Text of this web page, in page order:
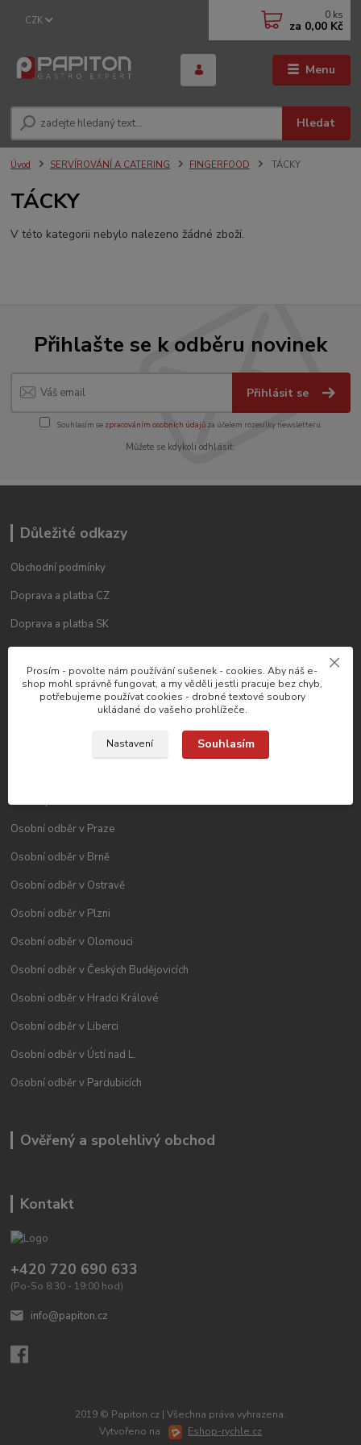
Menu
CZK
Hledat
0 ks
za 0,00 Kč
Úvod SERVÍROVÁNÍ A CATERING FINGERFOOD TÁCKY
TÁCKY
V této kategorii nebylo nalezeno žádné zboží.
Přihlašte se k odběru novinek
Přihlásit se
Souhlasím se zpracováním osobních údajůza účelem rozesílky newsletteru.
Můžete se kdykoli odhlásit.
Důležité odkazy
Obchodní podmínky
Doprava a platba CZ
Doprava a platba SK
Blog
Osobní odběr v Praze
Osobní odběr v Brně
Osobní odběr v Ostravě
Osobní odběr v Plzni
Osobní odběr v Olomouci
Osobní odběr v Českých Budějovicích
Osobní odběr v Hradci Králové
Osobní odběr v Liberci
Osobní odběr v Ústí nad L.
Osobní odběr v Pardubicích
Ověřený a spolehlivý obchod
Kontakt
+420 720 690 633
(Po-So 8:30 - 19:00 hod)
info@papiton.cz
2019 © Papiton.cz | Všechna práva vyhrazena.
Vytvořeno na
Eshop-rychle.cz
Prosím - povolte nám používání sušenek - cookies. Aby náš e-
shop mohl správně fungovat, a my věděli jestli pracuje bez chyb,
potřebujeme používat cookies - drobné textové soubory
ukládané do vašeho prohlížeče.
Nastavení Souhlasím